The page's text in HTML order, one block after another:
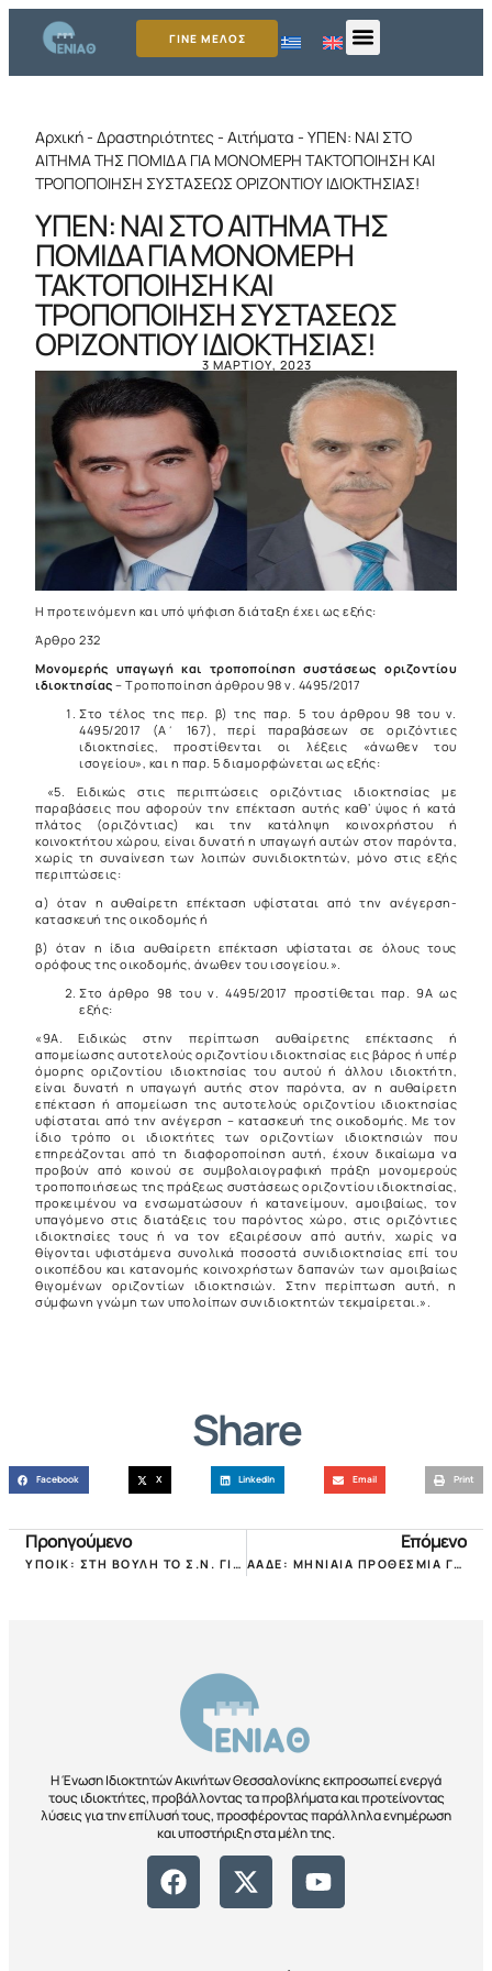
ΓΙΝΕ ΜΕΛΟΣ
Αρχική- Δραστηριότητες - Αιτήματα - ΥΠΕΝ: ΝΑΙ ΣΤΟ
ΑΙΤΗΜΑ ΤΗΣ ΠΟΜΙΔΑ ΓΙΑ ΜΟΝΟΜΕΡΗ ΤΑΚΤΟΠΟΙΗΣΗ ΚΑΙ
ΤΡΟΠΟΠΟΙΗΣΗ ΣΥΣΤΑΣΕΩΣ ΟΡΙΖΟΝΤΙΟΥ ΙΔΙΟΚΤΗΣΙΑΣ!
ΥΠΕΝ: ΝΑΙ ΣΤΟ ΑΙΤΗΜΑ ΤΗΣ
ΠΟΜΙΔΑ ΓΙΑ ΜΟΝΟΜΕΡΗ
ΤΑΚΤΟΠΟΙΗΣΗ ΚΑΙ
ΤΡΟΠΟΠΟΙΗΣΗ ΣΥΣΤΑΣΕΩΣ
ΟΡΙΖΟΝΤΙΟΥ ΙΔΙΟΚΤΗΣΙΑΣ!
3 ΜΑΡΤΊΟΥ, 2023
Η προτεινόμενη και υπό ψήφιση διάταξη έχει ως εξής:
Άρθρο 232
Μονομερής υπαγωγή και τροποποίηση συστάσεως οριζοντίου
ιδιοκτησίας – Τροποποίηση άρθρου 98 ν. 4495/2017
Στο τέλος της περ. β) της παρ. 5 του άρθρου 98 του ν.
4495/2017 (Α΄ 167), περί παραβάσεων σε οριζόντιες
ιδιοκτησίες, προστίθενται οι λέξεις «άνωθεν του
ισογείου», και η παρ. 5 διαμορφώνεται ως εξής:
«5. Ειδικώς στις περιπτώσεις οριζόντιας ιδιοκτησίας με
παραβάσεις που αφορούν την επέκταση αυτής καθ’ ύψος ή κατά
πλάτος (οριζόντιας) και την κατάληψη κοινοχρήστου ή
κοινοκτήτου χώρου, είναι δυνατή η υπαγωγή αυτών στον παρόντα,
χωρίς τη συναίνεση των λοιπών συνιδιοκτητών, μόνο στις εξής
περιπτώσεις:
α) όταν η αυθαίρετη επέκταση υφίσταται από την ανέγερση-
κατασκευή της οικοδομής ή
β) όταν η ίδια αυθαίρετη επέκταση υφίσταται σε όλους τους
ορόφους της οικοδομής, άνωθεν του ισογείου.».
Στο άρθρο 98 του ν. 4495/2017 προστίθεται παρ. 9Α ως
εξής:
«9Α. Ειδικώς στην περίπτωση αυθαίρετης επέκτασης ή
απομείωσης αυτοτελούς οριζοντίου ιδιοκτησίας εις βάρος ή υπέρ
όμορης οριζοντίου ιδιοκτησίας του αυτού ή άλλου ιδιοκτήτη,
είναι δυνατή η υπαγωγή αυτής στον παρόντα, αν η αυθαίρετη
επέκταση ή απομείωση της αυτοτελούς οριζοντίου ιδιοκτησίας
υφίσταται από την ανέγερση – κατασκευή της οικοδομής. Με τον
ίδιο τρόπο οι ιδιοκτήτες των οριζοντίων ιδιοκτησιών που
επηρεάζονται από τη διαφοροποίηση αυτή, έχουν δικαίωμα να
προβούν από κοινού σε συμβολαιογραφική πράξη μονομερούς
τροποποιήσεως της πράξεως συστάσεως οριζοντίου ιδιοκτησίας,
προκειμένου να ενσωματώσουν ή κατανείμουν, αμοιβαίως, τον
υπαγόμενο στις διατάξεις του παρόντος χώρο, στις οριζόντιες
ιδιοκτησίες τους ή να τον εξαιρέσουν από αυτήν, χωρίς να
θίγονται υφιστάμενα συνολικά ποσοστά συνιδιοκτησίας επί του
οικοπέδου και κατανομής κοινοχρήστων δαπανών των αμοιβαίως
θιγομένων οριζοντίων ιδιοκτησιών. Στην περίπτωση αυτή, η
σύμφωνη γνώμη των υπολοίπων συνιδιοκτητών τεκμαίρεται.».
Share
Facebook X LinkedIn Email Print
Προηγούμενο
ΥΠΟΙΚ: ΣΤΗ ΒΟΥΛΗ ΤΟ Σ.Ν. ΓΙΑ ΔΙΑΚΑΤΕΧΟΜΕΝΑ, ΕΝΦΙΑ, ΕΙΣΟΔΗΜΑ ΚΑΙ ΦΠΑ!
Επόμενο
ΑΑΔΕ: ΜΗΝΙΑΙΑ ΠΡΟΘΕΣΜΙΑ ΓΙΑ ΔΗΛΩΣΗ ΛΥΣΗΣ ΤΩΝ ΜΙΣΘΩΣΕΩΝ ΠΟΥ ΕΧΟΥΝ ΛΥΘΕΙ ΜΕΧΡΙ 31.12.2022!
Η Ένωση Ιδιοκτητών Ακινήτων Θεσσαλονίκης εκπροσωπεί ενεργά
τους ιδιοκτήτες, προβάλλοντας τα προβλήματα και προτείνοντας
λύσεις για την επίλυσή τους, προσφέροντας παράλληλα ενημέρωση
και υποστήριξη στα μέλη της.